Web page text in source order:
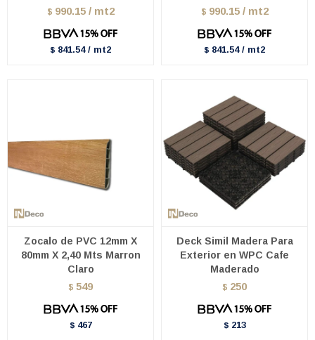
$ 990.15 / mt2
$ 841.54 / mt2
$ 990.15 / mt2
$ 841.54 / mt2
Zocalo de PVC 12mm X
80mm X 2,40 Mts Marron
Claro
$ 549
$ 467
Deck Simil Madera Para
Exterior en WPC Cafe
Maderado
$ 250
$ 213